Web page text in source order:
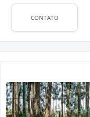
CONTATO